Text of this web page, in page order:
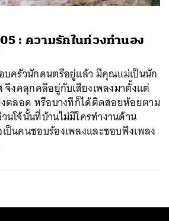
: ความรักในท่วงทำนอง
บครัวนักดนตรีอยู่แล้ว มีคุณแม่เป็นนัก
งคลุกคลีอยู่กับเสียงเพลงมาตั้งแต่
ตลอด หรือบางทีก็ได้ติดสอยห้อยตาม
นโจ้นั้นที่บ้านไม่มีใครทำงานด้าน
นคนชอบร้องเพลงและชอบฟังเพลง
TWEET LINE EMAIL